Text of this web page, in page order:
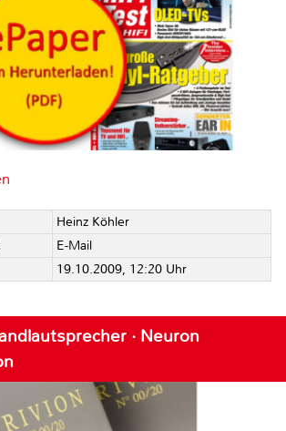
Heinz Köhler
E-Mail
19.10.2009, 12:20 Uhr
· Neuron